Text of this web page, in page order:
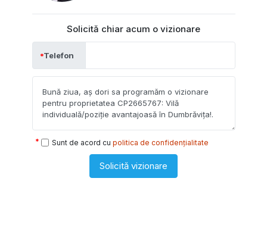
Solicită chiar acum o vizionare
Telefon
Sunt de acord cu politica de confidențialitate
Solicită vizionare